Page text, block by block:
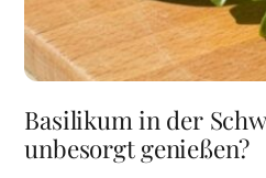
Basilikum in der
unbesorgt genießen?